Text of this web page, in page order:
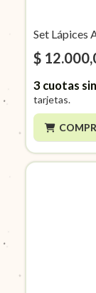
Set Lápices
$
3cuotas
tarjetas.